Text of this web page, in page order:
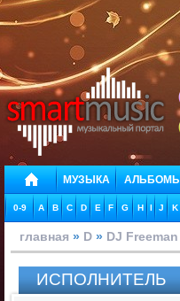
МУЗЫКА АЛЬБОМЫ
0-9 A B C D E F G H I J K
главная » D » DJ Freeman
ИСПОЛНИТЕЛЬ